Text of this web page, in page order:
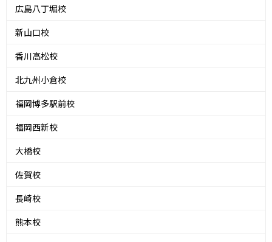
広島八丁堀校
新山口校
香川高松校
北九州小倉校
福岡博多駅前校
福岡西新校
大橋校
佐賀校
長崎校
熊本校